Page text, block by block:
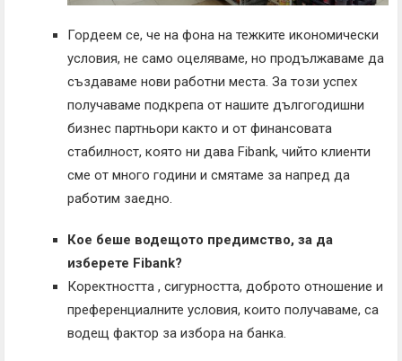
Гордеем се, че на фона на тежките икономически
условия, не само оцеляваме, но продължаваме да
създаваме нови работни места. За този успех
получаваме подкрепа от нашите дългогодишни
бизнес партньори както и от финансовата
стабилност, която ни дава Fibank, чийто клиенти
сме от много години и смятаме за напред да
работим заедно.
Кое беше водещото предимство, за да
изберете Fibank?
Коректността , сигурността, доброто отношение и
преференциалните условия, които получаваме, са
водещ фактор за избора на банка.